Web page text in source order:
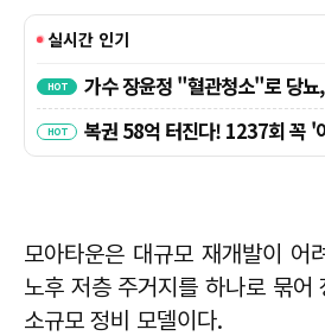
모아타운은 대규모 재개발이
노후 저층 주거지를 하나로 묶어
소규모 정비 모델이다.